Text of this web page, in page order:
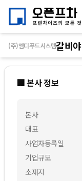
🏢 본사 정보
본사
대표
사업자등록일
기업규모
소재지
(주)엠디푸드시스템갈비야